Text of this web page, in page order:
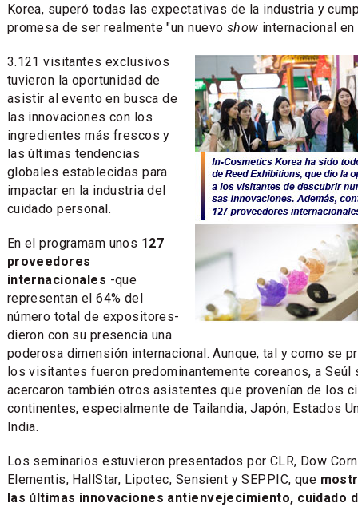
Korea, superó todas las expectativas de la industria y
promesa de ser realmente "un nuevo show internacional en
3.121 visitantes exclusivos
tuvieron la oportunidad de
asistir al evento en busca de
las innovaciones con los
ingredientes más frescos y
las últimas tendencias
globales establecidas para
impactar en la industria del
cuidado personal.
En el programam unos 127
proveedores
internacionales -que
representan el 64% del
número total de expositores-
dieron con su presencia una
poderosa dimensión internacional. Aunque, tal y como se
los visitantes fueron predominantemente coreanos, a Seúl
acercaron también otros asistentes que provenían de los
continentes, especialmente de Tailandia, Japón, Estados
India.
Los seminarios estuvieron presentados por CLR, Dow
Elementis, HallStar, Lipotec, Sensient y SEPPIC, que
las últimas innovaciones antienvejecimiento, cuidado